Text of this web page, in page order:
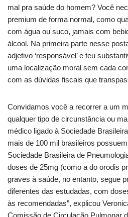
mal pra saúde do homem? Você
premium de forma normal, como
com água ou suco, jamais com
álcool. Na primeira parte nesse
adjetivo ‘responsável’ e teu
uma localização moral sem cada
com as dúvidas fiscais que
Convidamos você a recorrer a um
qualquer tipo de circunstância ou
médico ligado à Sociedade
mais de 100 mil brasileiros
Sociedade Brasileira de
doses de 25mg (como a do orodis
graves à saúde, no entanto, segue
diferentes das estudadas, com
às recomendadas”, explicou
Comissão de Circulação Pulmonar